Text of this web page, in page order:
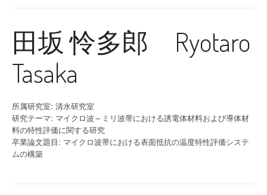
田坂 怜多郎 Ryotaro
Tasaka
所属研究室: 清水研究室
研究テーマ: マイクロ波～ミリ波帯における誘電体材料および導体材
料の特性評価に関する研究
卒業論文題目: マイクロ波帯における表面抵抗の温度特性評価システ
ムの構築